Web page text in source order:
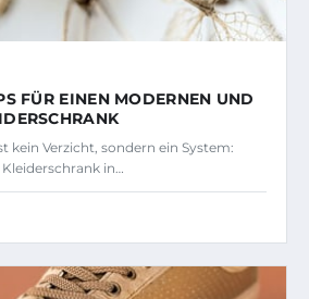
FÜR EINEN MODERNEN UND
kein Verzicht, sondern ein System:
in…